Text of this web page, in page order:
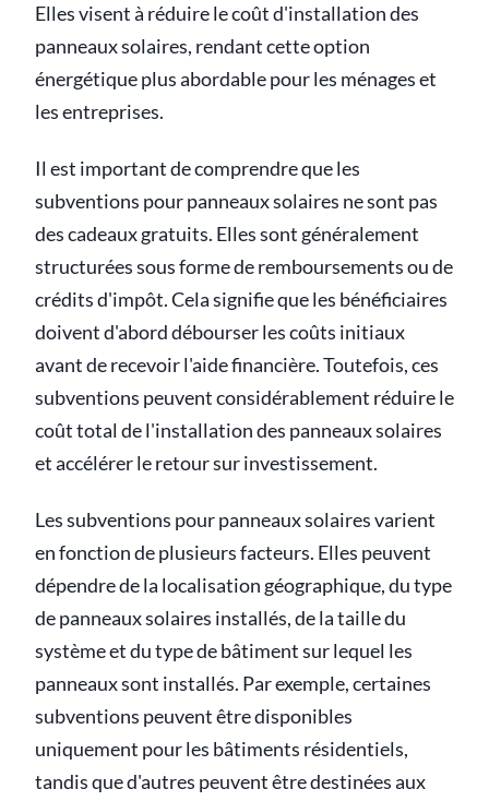
Elles visent à réduire le coût d'installation des
panneaux solaires, rendant cette option
énergétique plus abordable pour les ménages et
les entreprises.
Il est important de comprendre que les
subventions pour panneaux solaires ne sont pas
des cadeaux gratuits. Elles sont généralement
structurées sous forme de remboursements ou de
crédits d'impôt. Cela signifie que les bénéficiaires
doivent d'abord débourser les coûts initiaux
avant de recevoir l'aide financière. Toutefois, ces
subventions peuvent considérablement réduire le
coût total de l'installation des panneaux solaires
et accélérer le retour sur investissement.
Les subventions pour panneaux solaires varient
en fonction de plusieurs facteurs. Elles peuvent
dépendre de la localisation géographique, du type
de panneaux solaires installés, de la taille du
système et du type de bâtiment sur lequel les
panneaux sont installés. Par exemple, certaines
subventions peuvent être disponibles
uniquement pour les bâtiments résidentiels,
tandis que d'autres peuvent être destinées aux